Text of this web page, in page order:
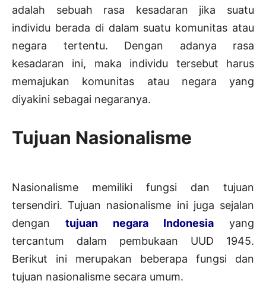
adalah sebuah rasa kesadaran jika suatu
individu berada di dalam suatu komunitas atau
negara tertentu. Dengan adanya rasa
kesadaran ini, maka individu tersebut harus
memajukan komunitas atau negara yang
diyakini sebagai negaranya.
Tujuan Nasionalisme
Nasionalisme memiliki fungsi dan tujuan
tersendiri. Tujuan nasionalisme ini juga sejalan
dengan tujuan negara Indonesia yang
tercantum dalam pembukaan UUD 1945.
Berikut ini merupakan beberapa fungsi dan
tujuan nasionalisme secara umum.